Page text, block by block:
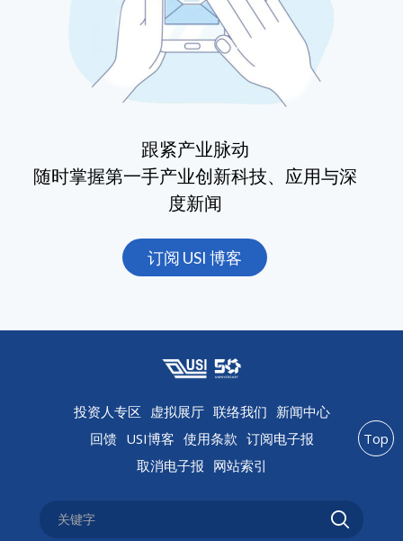
跟紧产业脉动
随时掌握第一手产业创新科技、应用与深
度新闻
订阅 USI 博客
投资人专区 虚拟展厅 联络我们 新闻中心
回馈 USI博客 使用条款 订阅电子报
取消电子报 网站索引
Top